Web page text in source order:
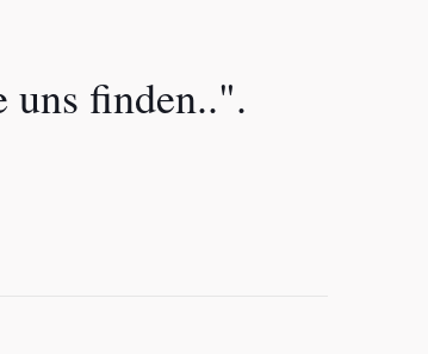
uns finden..".